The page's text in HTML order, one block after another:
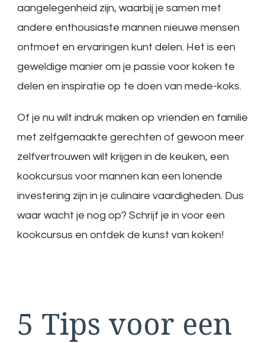
aangelegenheid zijn, waarbij je samen met
andere enthousiaste mannen nieuwe mensen
ontmoet en ervaringen kunt delen. Het is een
geweldige manier om je passie voor koken te
delen en inspiratie op te doen van mede-koks.
Of je nu wilt indruk maken op vrienden en familie
met zelfgemaakte gerechten of gewoon meer
zelfvertrouwen wilt krijgen in de keuken, een
kookcursus voor mannen kan een lonende
investering zijn in je culinaire vaardigheden. Dus
waar wacht je nog op? Schrijf je in voor een
kookcursus en ontdek de kunst van koken!
5 Tips voor een